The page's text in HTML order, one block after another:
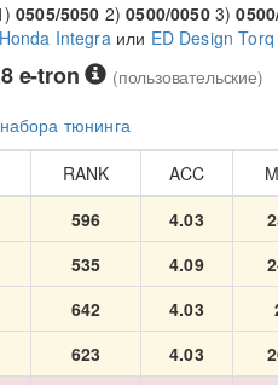
0505/5050 2)0500/00503)
Honda Integraили ED Design Torq
e-tron (пользовательские)
тюнинга
RANK ACC
596 4.03
535 4.09
642 4.03
623 4.03